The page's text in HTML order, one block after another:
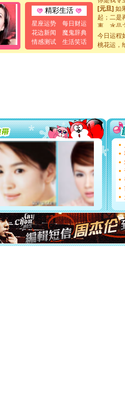
精彩生活
星座运势
每日财运
花边新闻
魔鬼辞典
情感测试
生活笑话
[元旦]如
起；二是
离。水晶
泣，这
卖了。水
你太多，
要平安！
[圣诞节]
能正大
都要快乐
[圣诞节]
如意,快
[元旦]
看
断电。
你是我
[元旦]
起；二是
离。水晶
[元旦]当
泣，这痛
卖了。水
今日运程
桃花运，